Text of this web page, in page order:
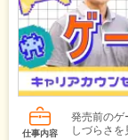
仕事内容
発売前のゲ
しづらさを